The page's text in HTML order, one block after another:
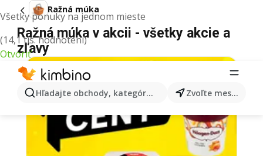
Všetky ponuky na jednom mieste
(14,1 tis. hodnotení)
Otvoriť
Hľadajte obchody, kategórie, produkty... Zvoľte mesto
Ražná múka
Ražná múka v akcii - všetky akcie a
zľavy